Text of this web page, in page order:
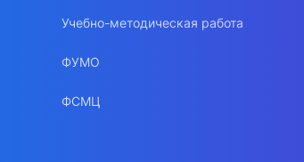
Учебно-методическая работа
ФУМО
ФСМЦ